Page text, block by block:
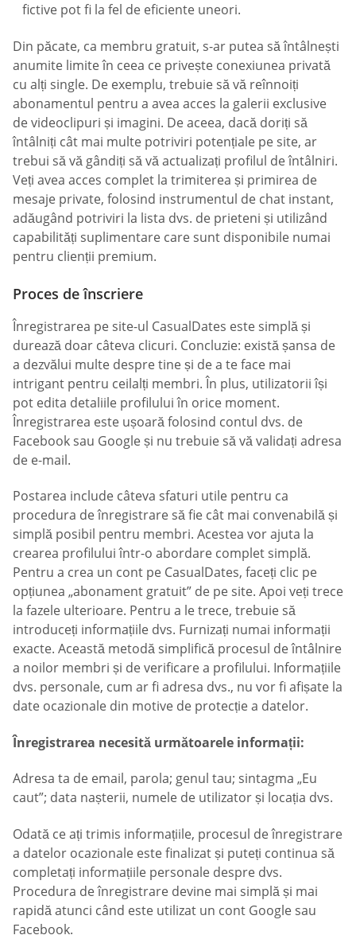
fictive pot fi la fel de eficiente uneori.
Din păcate, ca membru gratuit, s-ar putea să întâlnești
anumite limite în ceea ce privește conexiunea privată
cu alți single. De exemplu, trebuie să vă reînnoiți
abonamentul pentru a avea acces la galerii exclusive
de videoclipuri și imagini. De aceea, dacă doriți să
întâlniți cât mai multe potriviri potențiale pe site, ar
trebui să vă gândiți să vă actualizați profilul de întâlniri.
Veți avea acces complet la trimiterea și primirea de
mesaje private, folosind instrumentul de chat instant,
adăugând potriviri la lista dvs. de prieteni și utilizând
capabilități suplimentare care sunt disponibile numai
pentru clienții premium.
Proces de înscriere
Înregistrarea pe site-ul СasualDates este simplă și
durează doar câteva clicuri. Concluzie: există șansa de
a dezvălui multe despre tine și de a te face mai
intrigant pentru ceilalți membri. În plus, utilizatorii își
pot edita detaliile profilului în orice moment.
Înregistrarea este ușoară folosind contul dvs. de
Facebook sau Google și nu trebuie să vă validați adresa
de e-mail.
Postarea include câteva sfaturi utile pentru ca
procedura de înregistrare să fie cât mai convenabilă și
simplă posibil pentru membri. Acestea vor ajuta la
crearea profilului într-o abordare complet simplă.
Pentru a crea un cont pe СasualDates, faceți clic pe
opțiunea „abonament gratuit” de pe site. Apoi veți trece
la fazele ulterioare. Pentru a le trece, trebuie să
introduceți informațiile dvs. Furnizați numai informații
exacte. Această metodă simplifică procesul de întâlnire
a noilor membri și de verificare a profilului. Informațiile
dvs. personale, cum ar fi adresa dvs., nu vor fi afișate la
date ocazionale din motive de protecție a datelor.
Înregistrarea necesită următoarele informații:
Adresa ta de email, parola; genul tau; sintagma „Eu
caut”; data nașterii, numele de utilizator și locația dvs.
Odată ce ați trimis informațiile, procesul de înregistrare
a datelor ocazionale este finalizat și puteți continua să
completați informațiile personale despre dvs.
Procedura de înregistrare devine mai simplă și mai
rapidă atunci când este utilizat un cont Google sau
Facebook.